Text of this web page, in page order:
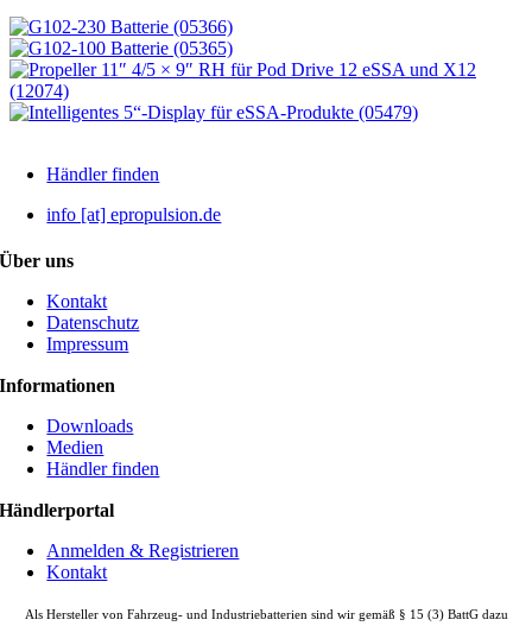
Händler finden
info [at] epropulsion.de
Über uns
Kontakt
Datenschutz
Impressum
Informationen
Downloads
Medien
Händler finden
Händlerportal
Anmelden & Registrieren
Kontakt
Als Hersteller von Fahrzeug- und Industriebatterien sind wir gemäß § 15 (3) BattG dazu